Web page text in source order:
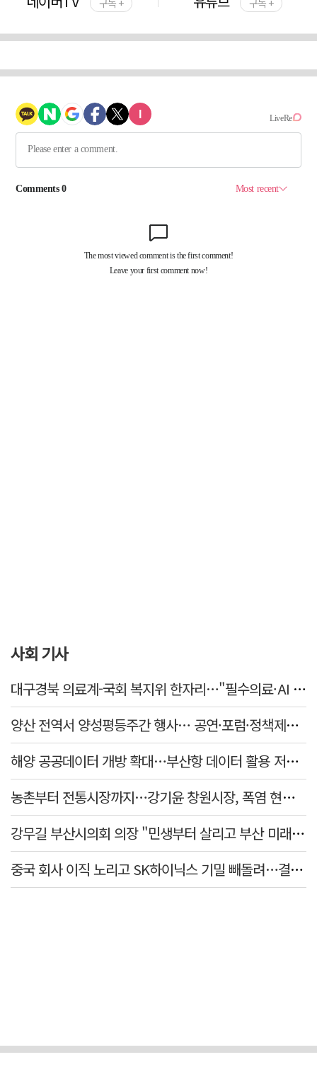
사회 기사
대구경북 의료계-국회 복지위 한자리…"필수의료·AI 바이오 협력 강화"
양산 전역서 양성평등주간 행사… 공연·포럼·정책제안 잇따라
해양 공공데이터 개방 확대…부산항 데이터 활용 저변 넓힌다
농촌부터 전통시장까지…강기윤 창원시장, 폭염 현장 누볐다
강무길 부산시의회 의장 "민생부터 살리고 부산 미래 준비하겠다"
중국 회사 이직 노리고 SK하이닉스 기밀 빼돌려…결국 실형